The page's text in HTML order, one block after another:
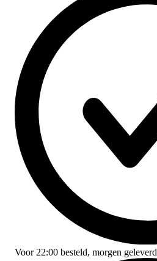
Voor 22:00 besteld, morgen geleverd